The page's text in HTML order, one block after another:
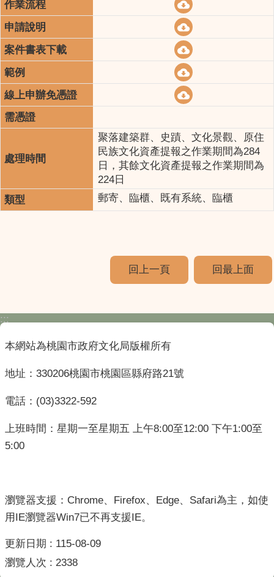
聚落建築群、史蹟、文化景觀、原住
民族文化資產提報之作業期間為284
日，其餘文化資產提報之作業期間為
224日
郵寄、臨櫃、既有系統、臨櫃
回上一頁 回最上面
:::
本網站為桃園市政府文化局版權所有
地址：330206桃園市桃園區縣府路21號
電話：(03)3322-592
上班時間：星期一至星期五 上午8:00至12:00 下午1:00至
5:00
瀏覽器支援：Chrome、Firefox、Edge、Safari為主，如使
用IE瀏覽器Win7已不再支援IE。
更新日期
115-08-09
瀏覽人次
2338